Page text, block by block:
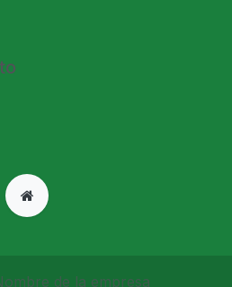
de la empresa